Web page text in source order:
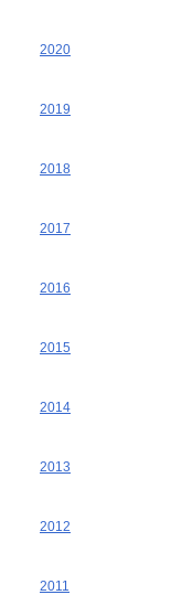
2020
2019
2018
2017
2016
2015
2014
2013
2012
2011